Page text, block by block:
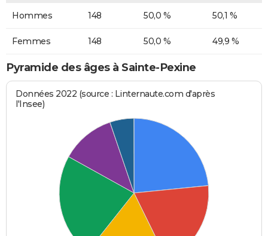
Hommes 148 50,0 % 50,1 %
Femmes 148 50,0 % 49,9 %
Pyramide des âges à Sainte-Pexine
Données 2022 (source : Linternaute.com d'après
l'Insee)